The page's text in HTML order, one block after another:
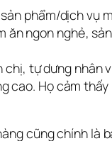
phẩm/dịch vụ
ăn ngon nghẻ,
tự dưng nhân
cao. Họ cảm
cũng chính